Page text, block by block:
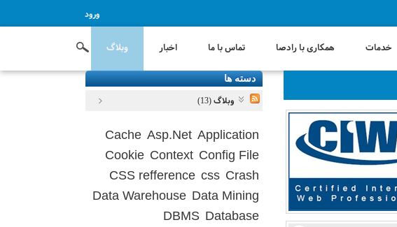
ورود
خدمات همکاری با رادصا تماس با ما اخبار وبلاگ
دسته ها
وبلاگ (13)
Application
Asp.Net
Cache
Config File
Context
Cookie
Crash
css
CSS refference
Data Mining
Data Warehouse
Database
DBMS